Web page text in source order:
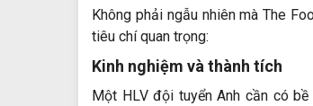
Không phải ngẫu nhiên màThe
tiêu chí quan trọng:
Kinh nghiệm và thành tích
Một HLV đội tuyển Anh cần có